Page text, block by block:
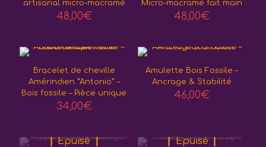
artisanal micro-macramé
48,00€
Micro-macramé fait main
48,00€
Bracelet de cheville
Amérindien “Antonio” –
Bois fossile – Pièce unique
34,00€
Amulette Bois Fossile –
Ancrage & Stabilité
46,00€
Epuisé Epuisé